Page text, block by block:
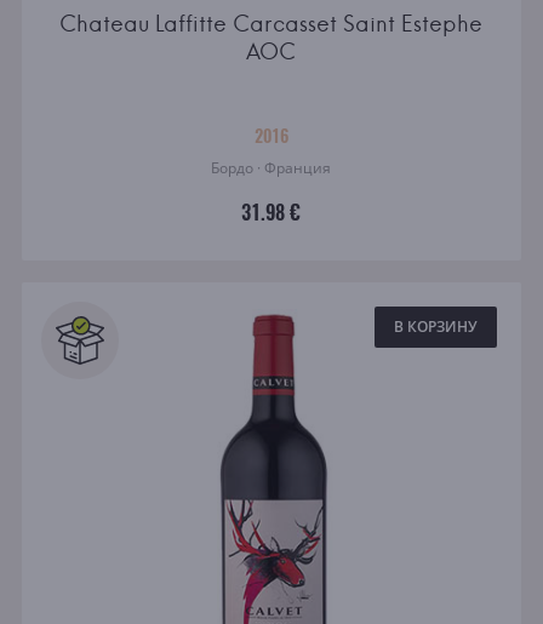
Chateau Laffitte Carcasset Saint Estephe
AOC
2016
Бордо · Франция
31.98 €
В КОРЗИНУ